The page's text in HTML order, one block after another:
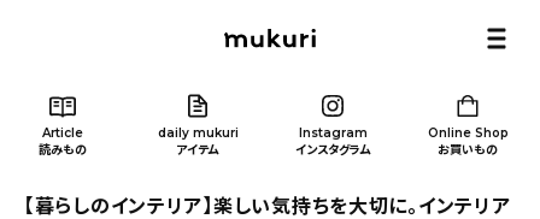
Article
読みもの
daily mukuri
アイテム
Instagram
インスタグラム
Online Shop
お買いもの
【暮らしのインテリア】楽しい気持ちを大切に。インテリア